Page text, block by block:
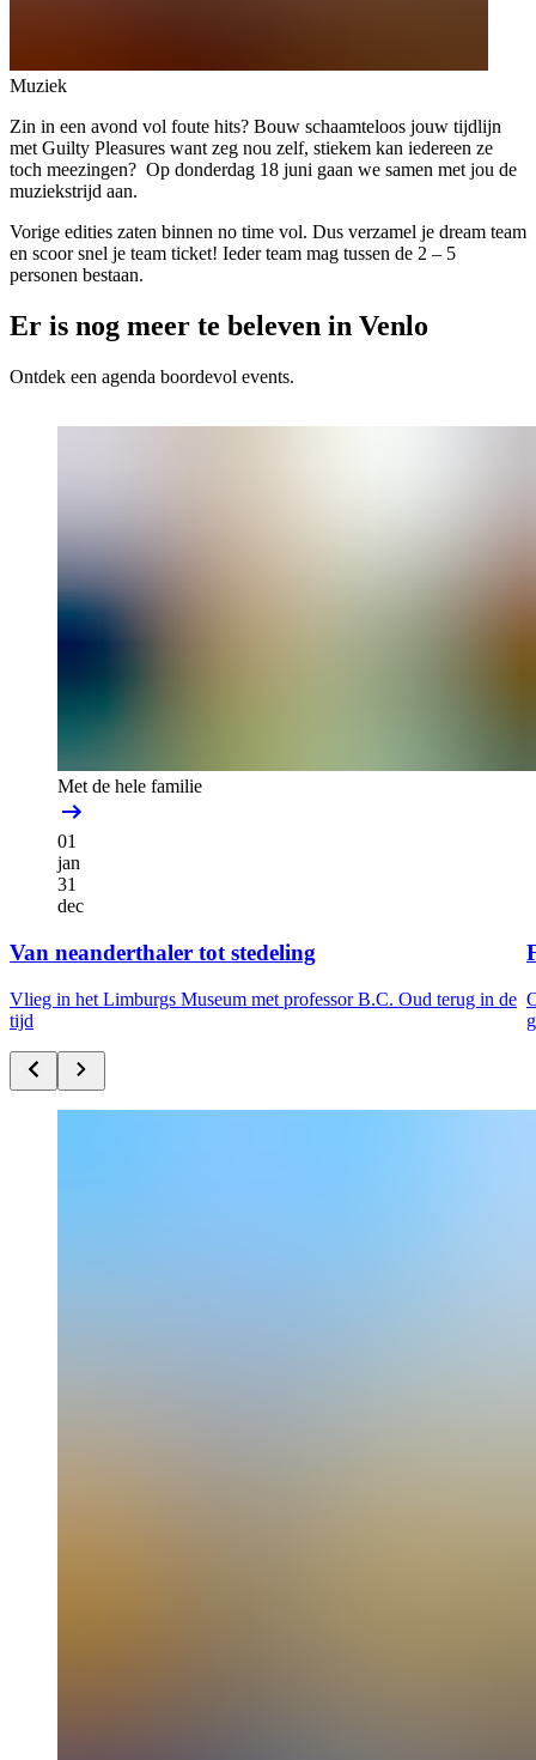
Muziek
Zin in een avond vol foute hits? Bouw schaamteloos jouw tijdlijn
met Guilty Pleasures want zeg nou zelf, stiekem kan iedereen ze
toch meezingen? Op donderdag 18 juni gaan we samen met jou de
muziekstrijd aan.
Vorige edities zaten binnen no time vol. Dus verzamel je dream team
en scoor snel je team ticket! Ieder team mag tussen de 2 – 5
personen bestaan.
Er is nog meer te beleven in Venlo
Ontdek een agenda boordevol events.
Met de hele familie
01
jan
31
dec
Van neanderthaler tot stedeling
Vlieg in het Limburgs Museum met professor B.C. Oud terug in de
tijd